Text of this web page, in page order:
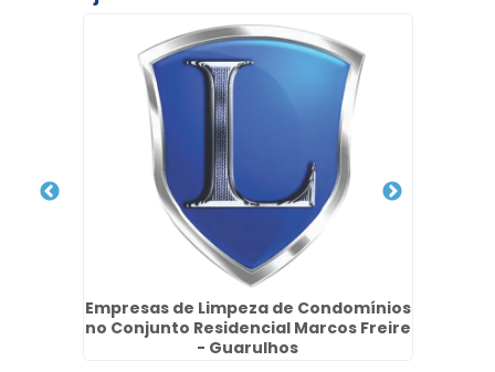
Empresas de Limpeza de Condomínios
no Conjunto Residencial Marcos Freire
- Guarulhos